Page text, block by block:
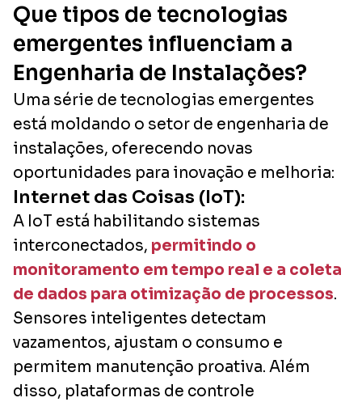
Que tipos de tecnologias
emergentes influenciam a
Engenharia de Instalações?
Uma série de tecnologias emergentes
está moldando o setor de engenharia de
instalações, oferecendo novas
oportunidades para inovação e melhoria:
Internet das Coisas (IoT):
A IoT está habilitando sistemas
interconectados, permitindo o
monitoramento em tempo real e a coleta
de dados para otimização de processos.
Sensores inteligentes detectam
vazamentos, ajustam o consumo e
permitem manutenção proativa. Além
disso, plataformas de controle